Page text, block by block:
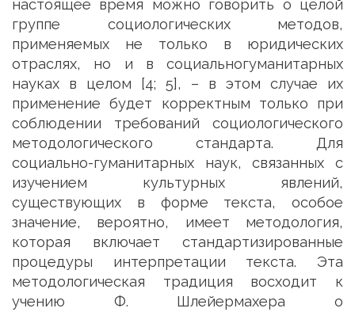
настоящее время можно говорить о целой
группе социологических методов,
применяемых не только в юридических
отраслях, но и в социальногуманитарных
науках в целом [4; 5], – в этом случае их
применение будет корректным только при
соблюдении требований социологического
методологического стандарта. Для
социально-гуманитарных наук, связанных с
изучением культурных явлений,
существующих в форме текста, особое
значение, вероятно, имеет методология,
которая включает стандартизированные
процедуры интерпретации текста. Эта
методологическая традиция восходит к
учению Ф. Шлейермахера о